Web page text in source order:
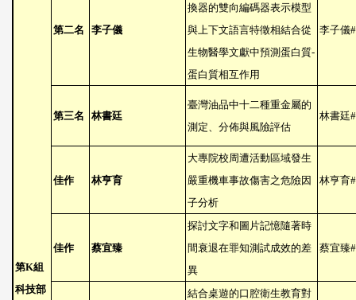
第K組
科技部
第二名 李子儀
換器的雙向編碼器表示模型
與上下文語言特徵相結合從
生物醫學文獻中預測蛋白質-
蛋白質相互作用
李子儀
第三名 林書廷
臺灣油品中十二種重金屬的
測定、分佈與風險評估
林書廷
佳作 林亨育
大專院校周遭活動區域發生
嚴重機車事故傷害之危險因
子分析
林亨育
佳作 蔡宜臻
探討文字和圖片記憶隨著時
間衰退在罪知測試成效的差
異
蔡宜臻
結合桌遊的口腔衛生教育對